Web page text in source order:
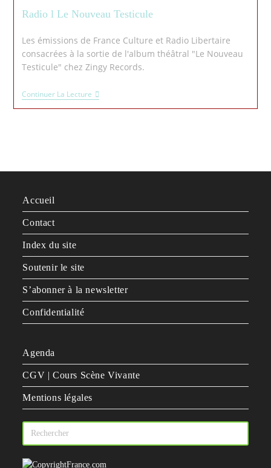
Radio l Le Nouveau Testicule
Les émissions de France Culture et Radio Libertaire
consacrées à la sortie de l'album théâtral "Le Nouveau
Testicule" chez Zingy Records.
Continuer La Lecture
Accueil
Contact
Index du site
Soutenir le site
S’abonner à la newsletter
Confidentialité
Agenda
CGV | Cours Scène Vivante
Mentions légales